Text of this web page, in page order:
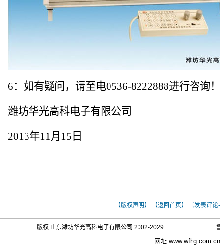
6：如有疑问，请至电0536-8222888进行咨询！
潍坊华光高科电子有限公司
2013年11月15日
【版权声明】 【返回首页】 【发表评论-
版权:山东潍坊华光高科电子有限公司 2002-2029
网址:www.wfhg.com.cn